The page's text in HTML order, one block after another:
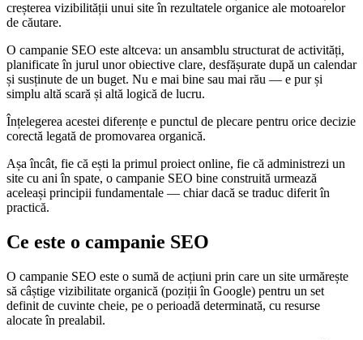
creșterea vizibilității unui site în rezultatele organice ale motoarelor
de căutare.
O campanie SEO este altceva: un ansamblu structurat de activități,
planificate în jurul unor obiective clare, desfășurate după un calendar
și susținute de un buget. Nu e mai bine sau mai rău — e pur și
simplu altă scară și altă logică de lucru.
Înțelegerea acestei diferențe e punctul de plecare pentru orice decizie
corectă legată de promovarea organică.
Așa încât, fie că ești la primul proiect online, fie că administrezi un
site cu ani în spate, o campanie SEO bine construită urmează
aceleași principii fundamentale — chiar dacă se traduc diferit în
practică.
Ce este o campanie SEO
O campanie SEO este o sumă de acțiuni prin care un site urmărește
să câștige vizibilitate organică (poziții în Google) pentru un set
definit de cuvinte cheie, pe o perioadă determinată, cu resurse
alocate în prealabil.